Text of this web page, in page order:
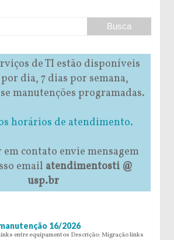
de TI estão disponíveis
dia, 7 dias por semana,
manutenções programadas.
horários de atendimento.
contato envie mensagem
email atendimentosti @
usp.br
16/2026
entre equipamentos Descrição: Migração links